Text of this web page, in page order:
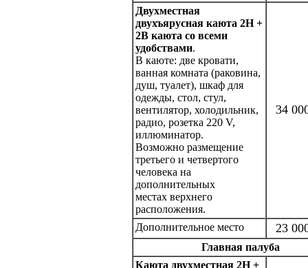
Двухместная
двухъярусная каюта 2Н +
2В каюта со всеми
удобствами.
В каюте: две кровати,
ванная комната (раковина,
душ, туалет), шкаф для
одежды, стол, стул,
вентилятор, холодильник,
радио, розетка 220 V,
иллюминатор.
Возможно размещение
третьего и четвертого
человека на
дополнительных
местах верхнего
расположения.
34
Дополнительное место 23
Главная палуба
Каюта двухместная 2Н +